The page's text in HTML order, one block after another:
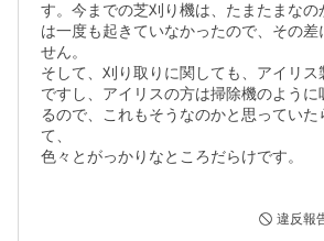
す。今までの芝刈り機は、たまたまなの
は一度も起きていなかったので、その差
せん。
そして、刈り取りに関しても、アイリ
ですし、アイリスの方は掃除機のよう
るので、これもそうなのかと思っていた
て、
色々とがっかりなところだらけです。
違反報